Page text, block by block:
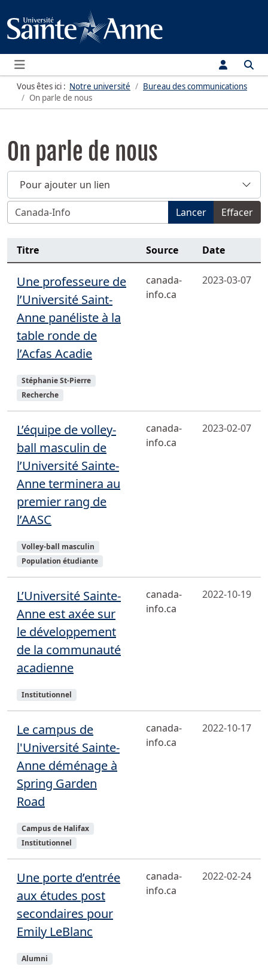
Menu
Vous êtes ici : Notre université
Bureau des communications
On parle de nous
On parle de nous
Pour ajouter un lien
Filtrer par titre, sujet, nom de personne, source, année
Lancer Effacer
Titre Source Date
Une professeure de
l’Université Saint-
Anne panéliste à la
table ronde de
l’Acfas Acadie
Sujets
Stéphanie St-Pierre
Recherche
canada-
info.ca
2023-03-07
L’équipe de volley-
ball masculin de
l’Université Sainte-
Anne terminera au
premier rang de
l’AASC
Sujets
Volley-ball masculin
Population étudiante
canada-
info.ca
2023-02-07
L’Université Sainte-
Anne est axée sur
le développement
de la communauté
acadienne
Sujets
Institutionnel
canada-
info.ca
2022-10-19
Le campus de
l'Université Sainte-
Anne déménage à
Spring Garden
Road
Sujets
Campus de Halifax
Institutionnel
canada-
info.ca
2022-10-17
Une porte d’entrée
aux études post
secondaires pour
Emily LeBlanc
Sujets
Alumni
canada-
info.ca
2022-02-24